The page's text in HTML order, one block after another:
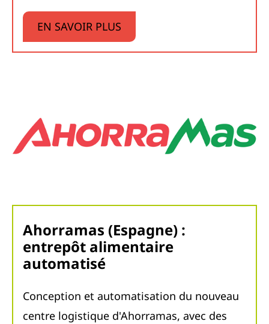
EN SAVOIR PLUS
Ahorramas (Espagne) :
entrepôt alimentaire
automatisé
Conception et automatisation du nouveau
centre logistique d'Ahorramas, avec des